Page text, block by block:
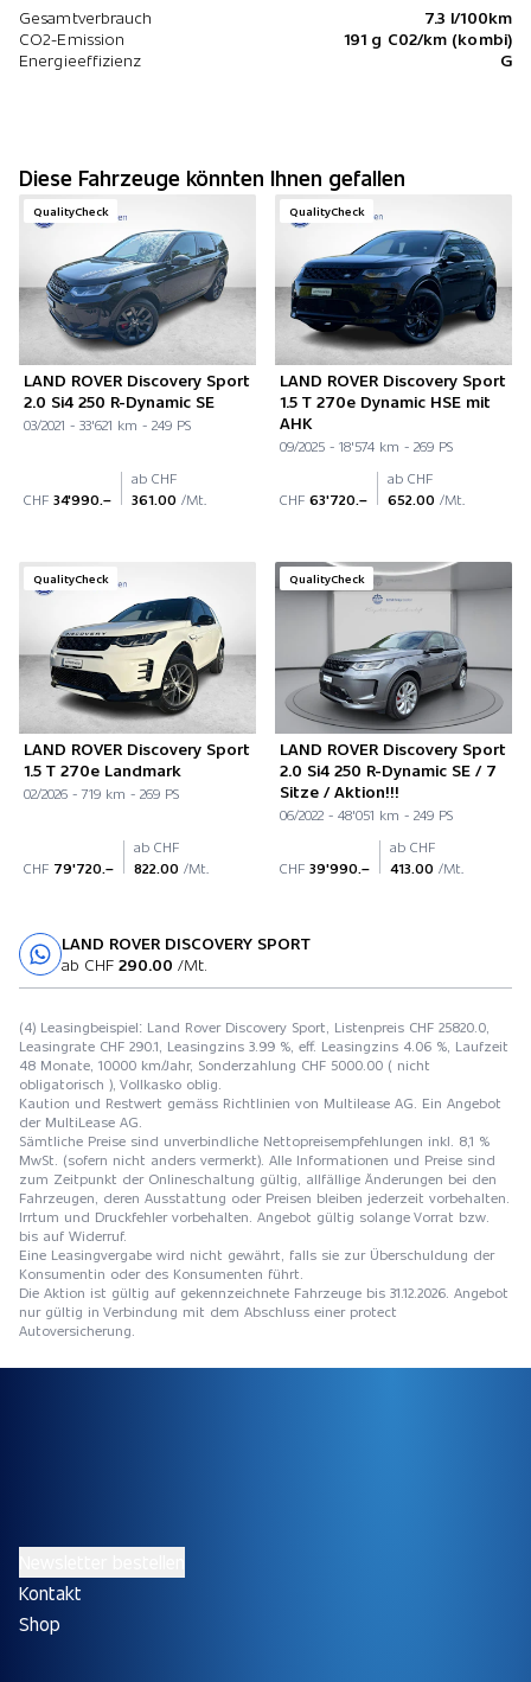
Gesamtverbrauch
7.3 l/100km
CO2-Emission
191 g C02/km (kombi)
Energieeffizienz
G
Diese Fahrzeuge könnten Ihnen gefallen
QualityCheck
LAND ROVER Discovery Sport
2.0 Si4 250 R-Dynamic SE
03/2021 - 33'621 km - 249 PS
CHF 34'990.–
ab CHF
361.00 /Mt.
QualityCheck
LAND ROVER Discovery Sport
1.5 T 270e Dynamic HSE mit
AHK
09/2025 - 18'574 km - 269 PS
CHF 63'720.–
ab CHF
652.00 /Mt.
QualityCheck
LAND ROVER Discovery Sport
1.5 T 270e Landmark
02/2026 - 719 km - 269 PS
CHF 79'720.–
ab CHF
822.00 /Mt.
QualityCheck
LAND ROVER Discovery Sport
2.0 Si4 250 R-Dynamic SE / 7
Sitze / Aktion!!!
06/2022 - 48'051 km - 249 PS
CHF 39'990.–
ab CHF
413.00 /Mt.
LAND ROVER DISCOVERY SPORT
ab CHF 290.00 /Mt.
(4) Leasingbeispiel: Land Rover Discovery Sport, Listenpreis CHF 25820.0,
Leasingrate CHF 290.1, Leasingzins 3.99 %, eff. Leasingzins 4.06 %, Laufzeit
48 Monate, 10000 km/Jahr, Sonderzahlung CHF 5000.00 ( nicht
obligatorisch ), Vollkasko oblig.
Kaution und Restwert gemäss Richtlinien von Multilease AG. Ein Angebot
der MultiLease AG.
Sämtliche Preise sind unverbindliche Nettopreisempfehlungen inkl. 8,1 %
MwSt. (sofern nicht anders vermerkt). Alle Informationen und Preise sind
zum Zeitpunkt der Onlineschaltung gültig, allfällige Änderungen bei den
Fahrzeugen, deren Ausstattung oder Preisen bleiben jederzeit vorbehalten.
Irrtum und Druckfehler vorbehalten. Angebot gültig solange Vorrat bzw.
bis auf Widerruf.
Eine Leasingvergabe wird nicht gewährt, falls sie zur Überschuldung der
Konsumentin oder des Konsumenten führt.
Die Aktion ist gültig auf gekennzeichnete Fahrzeuge bis 31.12.2026. Angebot
nur gültig in Verbindung mit dem Abschluss einer protect
Autoversicherung.
Kontakt
Shop